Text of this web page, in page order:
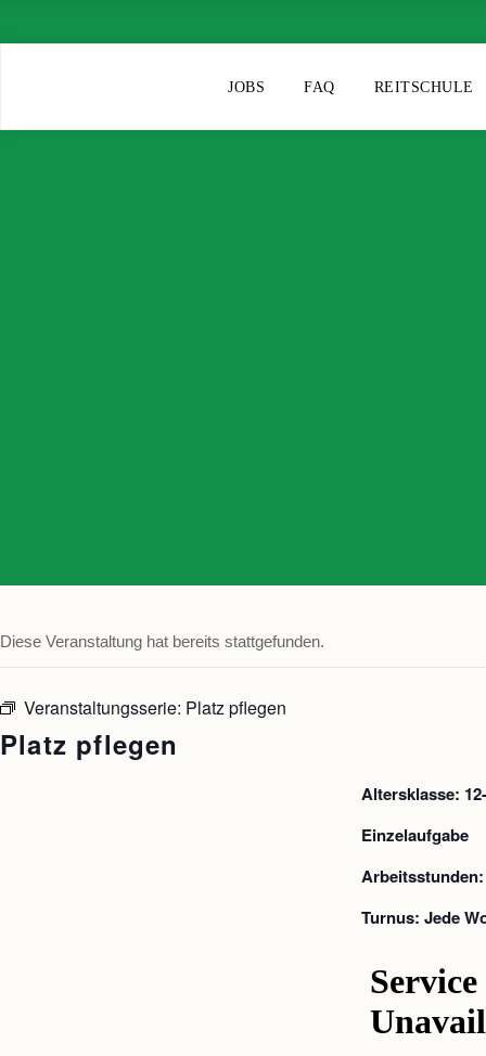
JOBS FAQ REITSCHULE
Diese Veranstaltung hat bereits stattgefunden.
Veranstaltungsserie: Platz pflegen
Platz pflegen
Altersklasse:
Einzelaufgabe
Turnus: Jede